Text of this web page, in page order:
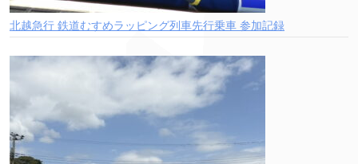
北越急行 鉄道むすめラッピング列車先行乗車 参加記録